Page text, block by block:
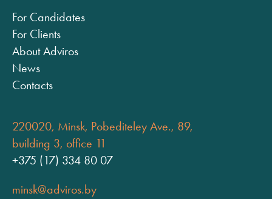
For Candidates
For Clients
About Adviros
News
Contacts
220020, Minsk, Pobediteley Ave., 89,
building 3, office 11
+375 (17) 334 80 07
minsk@adviros.by